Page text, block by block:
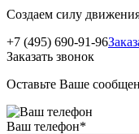
Создаем силу
+7 (495) 690-91-96
Заказать звонок
Оставьте Ваше
Ваш телефон*